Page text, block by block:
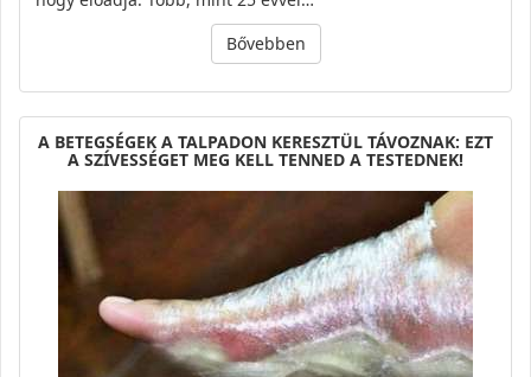
Bővebben
A BETEGSÉGEK A TALPADON KERESZTÜL TÁVOZNAK: EZT
A SZÍVESSÉGET MEG KELL TENNED A TESTEDNEK!